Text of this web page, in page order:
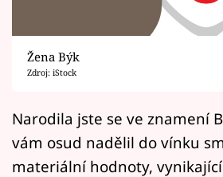
Filmový festival Karlovy
Pořady
Mámy sobě
Přihlášení
Žena Býk
Zdroj: iStock
Narodila jste se ve znamení
vám osud nadělil do vínku
materiální hodnoty,